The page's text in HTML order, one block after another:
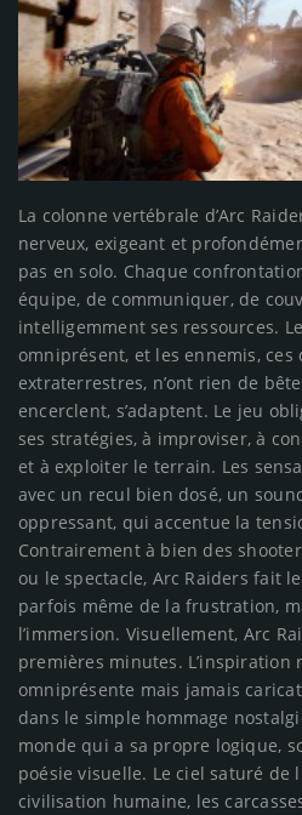
La colonne vertébrale d’Arc
nerveux, exigeant et
pas en solo. Chaque
équipe, de communiquer, de
intelligemment ses ressources.
omniprésent, et les ennemis, ces
extraterrestres, n’ont rien de
encerclent, s’adaptent. Le jeu
ses stratégies, à improviser, à
et à exploiter le terrain. Les
avec un recul bien dosé, un
oppressant, qui accentue la
Contrairement à bien des
ou le spectacle, Arc Raiders fait
parfois même de la frustration,
l’immersion. Visuellement, Arc
premières minutes. L’inspiration
omniprésente mais jamais
dans le simple hommage
monde qui a sa propre logique,
poésie visuelle. Le ciel saturé de
civilisation humaine, les